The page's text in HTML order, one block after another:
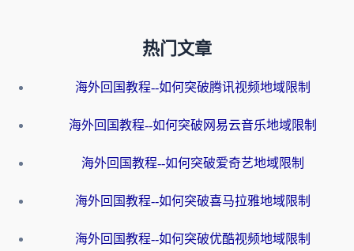
热门文章
海外回国教程--如何突破腾讯视频地域限制
海外回国教程--如何突破网易云音乐地域限制
海外回国教程--如何突破爱奇艺地域限制
海外回国教程--如何突破喜马拉雅地域限制
海外回国教程--如何突破优酷视频地域限制